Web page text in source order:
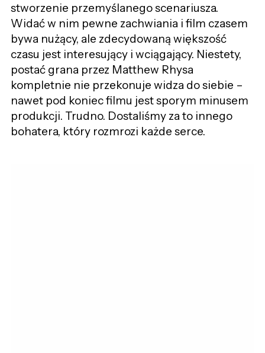
stworzenie przemyślanego scenariusza.
Widać w nim pewne zachwiania i film czasem
bywa nużący, ale zdecydowaną większość
czasu jest interesujący i wciągający. Niestety,
postać grana przez Matthew Rhysa
kompletnie nie przekonuje widza do siebie –
nawet pod koniec filmu jest sporym minusem
produkcji. Trudno. Dostaliśmy za to innego
bohatera, który rozmrozi każde serce.